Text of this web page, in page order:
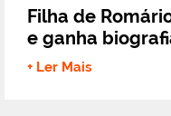
Filha de
e ganha
+ Ler Mais